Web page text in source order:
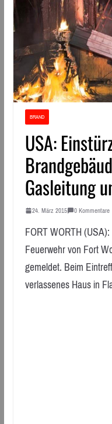
BRAND
USA:
Gasleitung
24. März 2015 0 Kommentare
FORT WORTH
Feuerwehr von Fort
gemeldet. Beim
verlassenes Haus in